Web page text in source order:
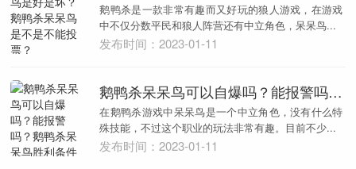
鹅鸭杀是一款非常有趣而又好玩的狼人游戏，在游戏
中不仅分数平民和狼人阵营还有中立角色，呆呆鸟...
发布时间：2023-01-11
鹅鸭杀呆呆鸟可以自爆吗？能报警吗？鹅鸭杀呆呆鸟胜利条件
在鹅鸭杀游戏中呆呆鸟是一个中立角色，没有什么特
殊技能，不过这个职业的玩法非常有趣。目前不少...
发布时间：2023-01-11